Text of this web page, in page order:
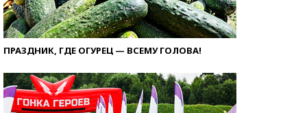
ПРАЗДНИК, ГДЕ ОГУРЕЦ — ВСЕМУ ГОЛОВА!